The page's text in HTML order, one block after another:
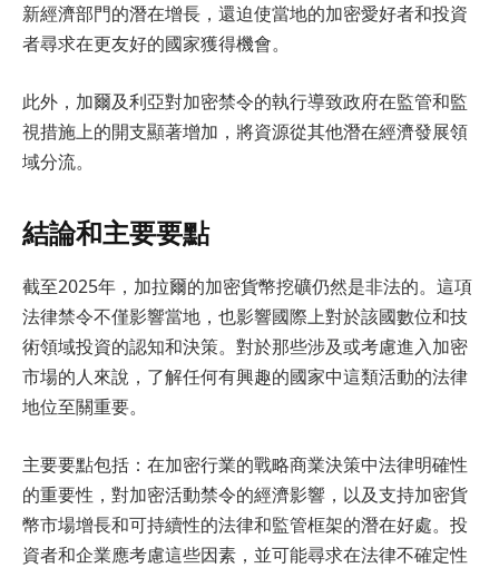
新經濟部門的潛在增長，還迫使當地的加密愛好者和投資
者尋求在更友好的國家獲得機會。
此外，加爾及利亞對加密禁令的執行導致政府在監管和監
視措施上的開支顯著增加，將資源從其他潛在經濟發展領
域分流。
結論和主要要點
截至2025年，加拉爾的加密貨幣挖礦仍然是非法的。這項
法律禁令不僅影響當地，也影響國際上對於該國數位和技
術領域投資的認知和決策。對於那些涉及或考慮進入加密
市場的人來說，了解任何有興趣的國家中這類活動的法律
地位至關重要。
主要要點包括：在加密行業的戰略商業決策中法律明確性
的重要性，對加密活動禁令的經濟影響，以及支持加密貨
幣市場增長和可持續性的法律和監管框架的潛在好處。投
資者和企業應考慮這些因素，並可能尋求在法律不確定性